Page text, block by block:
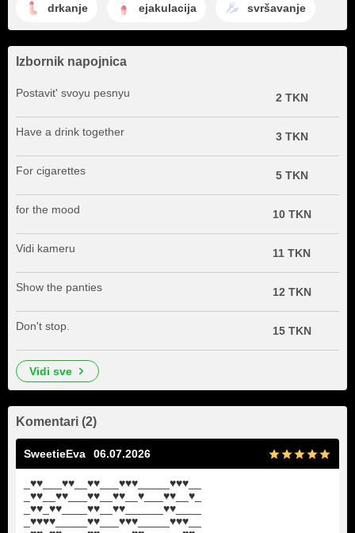
drkanje ejakulacija svršavanje
Izbornik napojnica
Postavit' svoyu pesnyu 2 TKN
Have a drink together 3 TKN
For cigarettes 5 TKN
for the mood 10 TKN
Vidi kameru 11 TKN
Show the panties 12 TKN
Don't stop. 15 TKN
vidi sve
Komentari (2)
SweetieEva 06.07.2026
_♥♥___♥♥__♥♥___♥♥♥_____♥♥♥__
_♥♥__♥♥___♥♥__♥♥__♥___♥♥__♥_
_♥♥_♥♥____♥♥__♥♥______♥♥____
_♥♥♥♥_____♥♥___♥♥♥_____♥♥♥__